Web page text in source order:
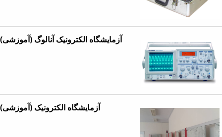
آزمایشگاه الکترونیک آنالوگ (آموزشی)
آزمایشگاه الکترونیک (آموزشی)